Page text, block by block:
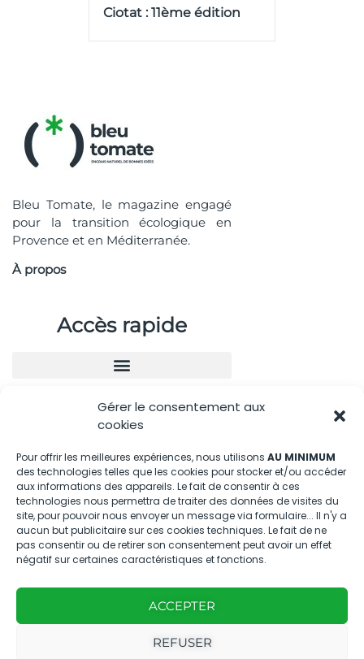
Gérer le consentement aux
cookies
Pour offrir les meilleures expériences, nous utilisons AU MINIMUM
des technologies telles que les cookies pour stocker et/ou accéder
aux informations des appareils. Le fait de consentir à ces
technologies nous permettra de traiter des données de visites du
site, pour pouvoir nous envoyer un message via formulaire... Il n'y a
aucun but publicitaire sur ces cookies techniques. Le fait de ne
pas consentir ou de retirer son consentement peut avoir un effet
négatif sur certaines caractéristiques et fonctions.
ACCEPTER
REFUSER
Ciotat : 11ème édition
Bleu Tomate, le magazine engagé
pour la transition écologique en
Provence et en Méditerranée.
À propos
Accès rapide
Nous contacter
04.88.08.75.28
contactBT@bleu-tomate.fr
Kit média
Kit média Bleu Tomate
Nous suivre